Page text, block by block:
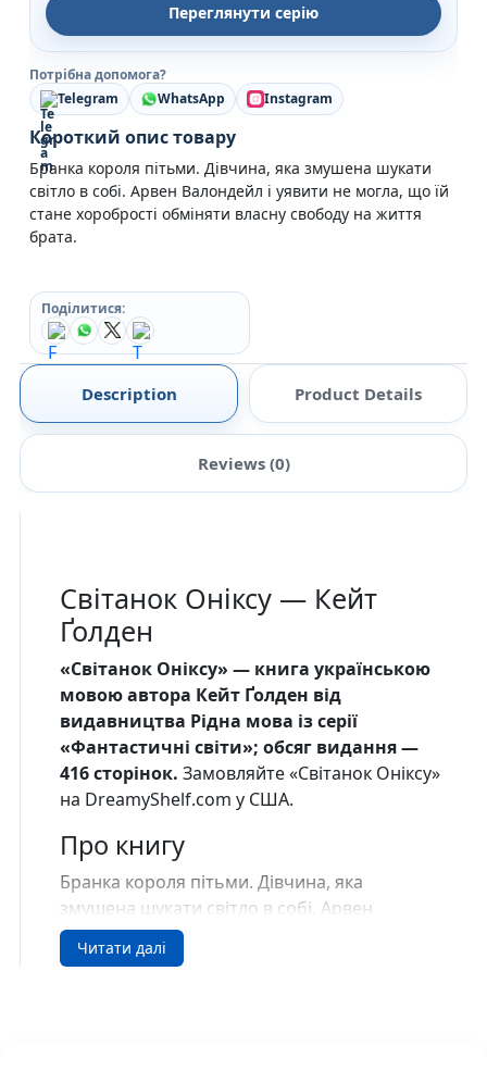
Переглянути серію
Потрібна допомога?
Telegram
WhatsApp Instagram
Короткий опис товару
Бранка короля пітьми. Дівчина, яка змушена шукати
світло в собі. Арвен Валондейл і уявити не могла, що їй
стане хоробрості обміняти власну свободу на життя
брата.
Поділитися:
Description Product Details
Reviews (0)
Світанок Оніксу — Кейт
Ґолден
«Світанок Оніксу» — книга українською
мовою автора Кейт Ґолден від
видавництва Рідна мова із серії
«Фантастичні світи»; обсяг видання —
416 сторінок. Замовляйте «Світанок Оніксу»
на DreamyShelf.com у США.
Про книгу
Бранка короля пітьми. Дівчина, яка
змушена шукати світло в собі. Арвен
Валондейл і уявити не могла, що їй стане
хоробрості обміняти власну свободу на
Читати далі